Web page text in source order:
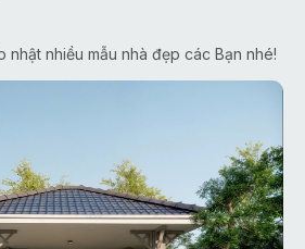
nhiều mẫu nhà đẹp các Bạn nhé!